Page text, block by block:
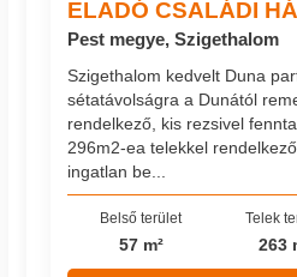
ELADÓ CSALÁDI
Pest megye, Szigethalom
Szigethalom kedvelt Duna
sétatávolságra a Dunától
rendelkező, kis rezsivel
296m2-ea telekkel
ingatlan be...
Belső terület
57 m²
Telek
263